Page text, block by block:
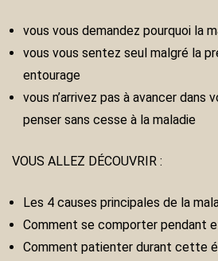
vous vous demandez pourquoi la
vous vous sentez seul malgré la
entourage
vous n’arrivez pas à avancer dans
penser sans cesse à la maladie
VOUS ALLEZ DÉCOUVRIR :
Les 4 causes principales de la
Comment se comporter pendant
Comment patienter durant cette